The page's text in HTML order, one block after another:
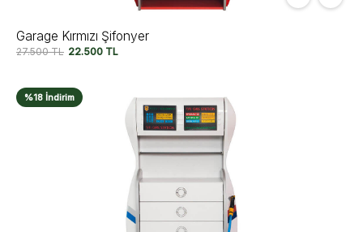
Garage Kırmızı Şifonyer
27.500TL 22.500 TL
%18 İndirim